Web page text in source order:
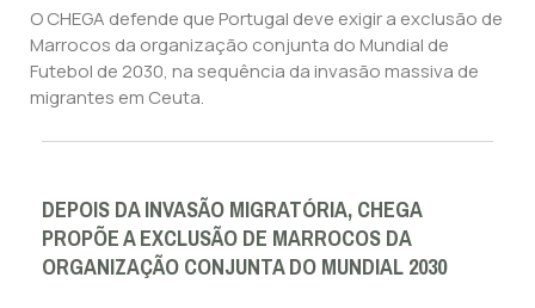
O CHEGA defende que Portugal deve exigir a exclusão de
Marrocos da organização conjunta do Mundial de
Futebol de 2030, na sequência da invasão massiva de
migrantes em Ceuta.
DEPOIS DA INVASÃO MIGRATÓRIA, CHEGA
PROPÕE A EXCLUSÃO DE MARROCOS DA
ORGANIZAÇÃO CONJUNTA DO MUNDIAL 2030